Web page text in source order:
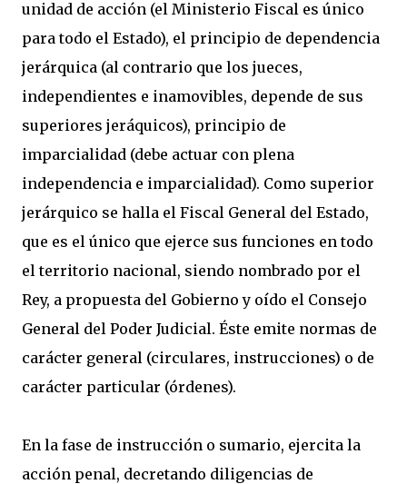
unidad de acción (el Ministerio Fiscal es único
para todo el Estado), el principio de dependencia
jerárquica (al contrario que los jueces,
independientes e inamovibles, depende de sus
superiores jeráquicos), principio de
imparcialidad (debe actuar con plena
independencia e imparcialidad). Como superior
jerárquico se halla el Fiscal General del Estado,
que es el único que ejerce sus funciones en todo
el territorio nacional, siendo nombrado por el
Rey, a propuesta del Gobierno y oído el Consejo
General del Poder Judicial. Éste emite normas de
carácter general (circulares, instrucciones) o de
carácter particular (órdenes).
En la fase de instrucción o sumario, ejercita la
acción penal, decretando diligencias de